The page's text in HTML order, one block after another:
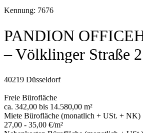
Kennung: 7676
PANDION
– Völklinger Straße 2
40219 Düsseldorf
Freie Bürofläche
ca. 342,00 bis 14.580,00 m²
Miete Bürofläche (monatlich + USt. + NK)
27,00 - 35,00 €/m²